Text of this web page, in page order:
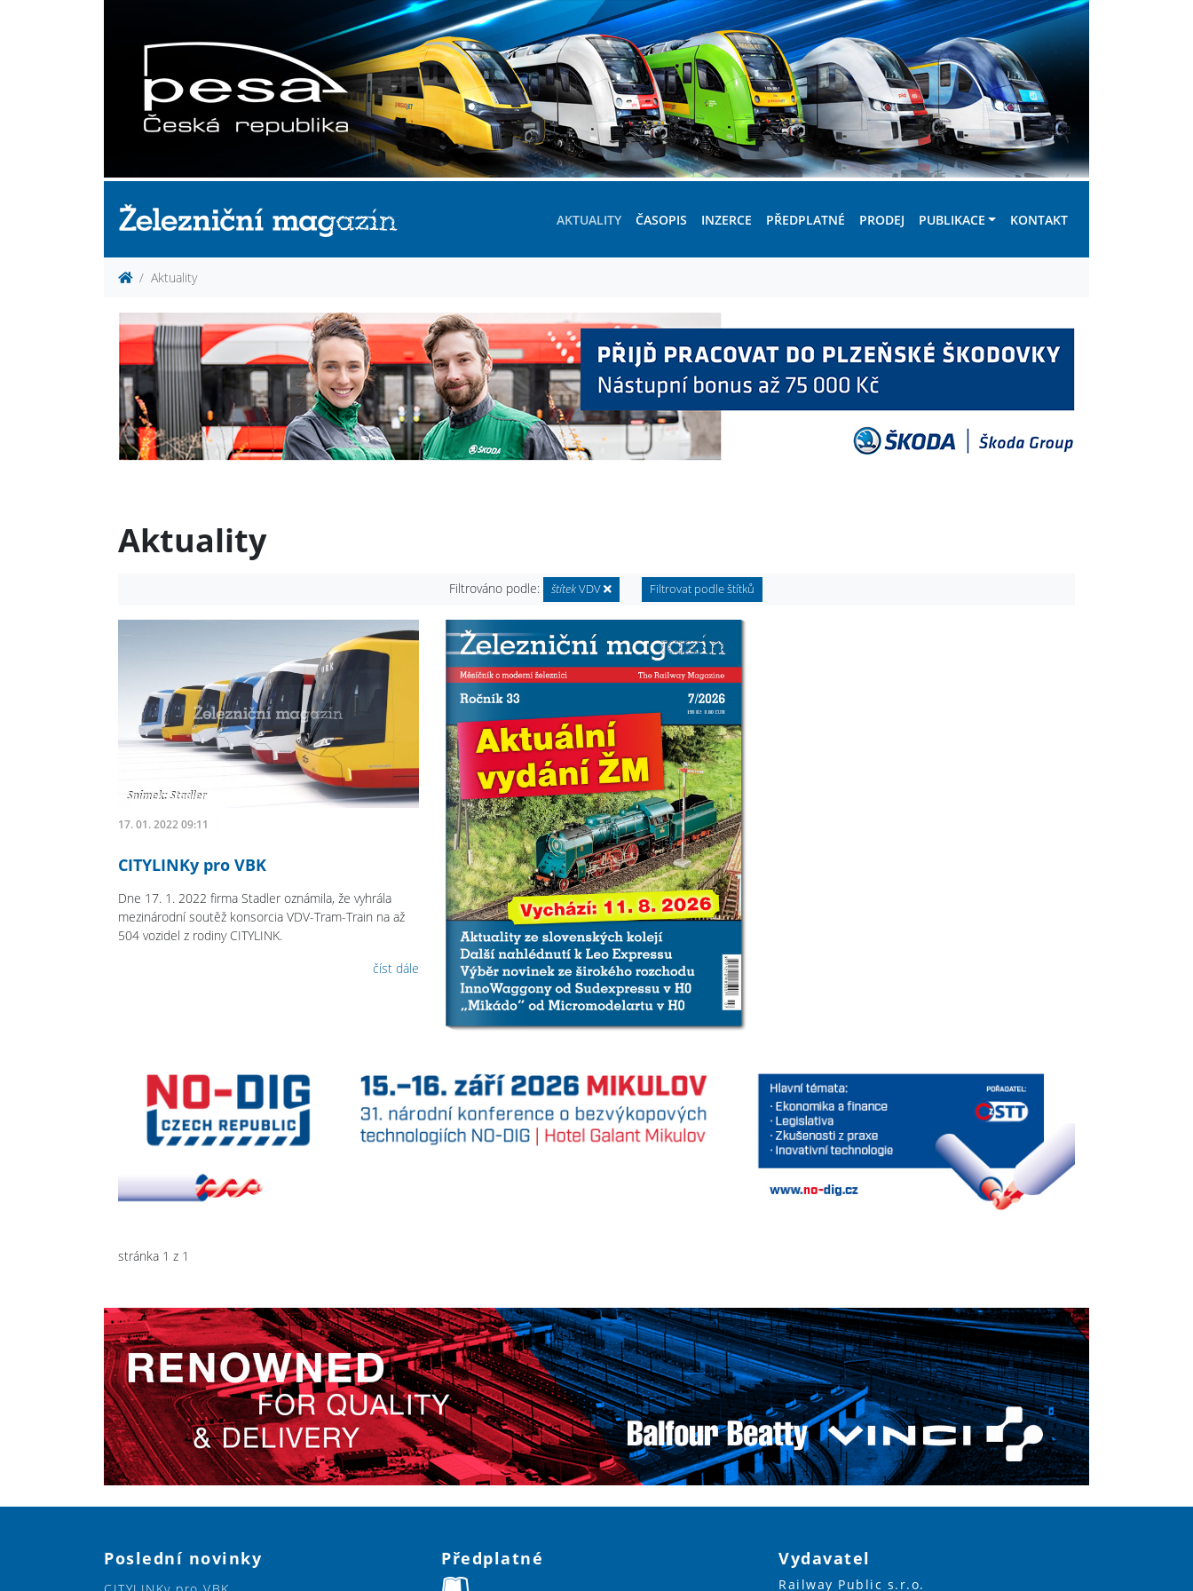
AKTUALITY ČASOPIS INZERCE PŘEDPLATNÉ PRODEJ PUBLIKACE KONTAKT
Aktuality
Aktuality
Filtrováno podle: štítekVDV Filtrovat podle štítků
17. 01. 2022 09:11
CITYLINKy pro VBK
Dne 17. 1. 2022 firma Stadler oznámila, že vyhrála
mezinárodní soutěž konsorcia VDV-Tram-Train na až
504 vozidel z rodiny CITYLINK.
číst dále
stránka 1 z 1
Poslední novinky Předplatné Vydavatel
Railway Public s.r.o.